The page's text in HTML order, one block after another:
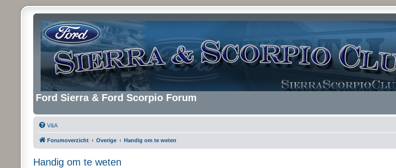
Ford Sierra & Ford Scorpio Forum
V&A
Forumoverzicht Overige Handig om te weten
Handig om te weten